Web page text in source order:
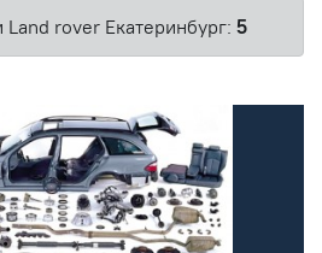
rover Екатеринбург: 5